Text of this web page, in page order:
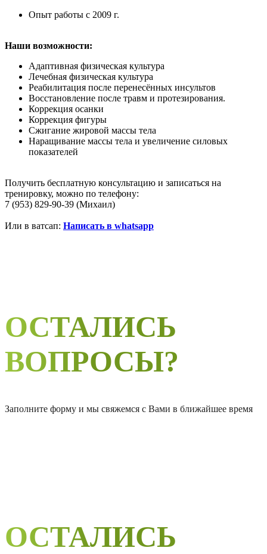
Опыт работы с 2009 г.
Наши возможности:
Адаптивная физическая культура
Лечебная физическая культура
Реабилитация после перенесённых инсультов
Восстановление после травм и протезирования.
Коррекция осанки
Коррекция фигуры
Сжигание жировой массы тела
Наращивание массы тела и увеличение силовых
показателей
Получить бесплатную консультацию и записаться на
тренировку, можно по телефону:
7 (953) 829-90-39 (Михаил)
Или в ватсап: Написать в whatsapp
ОСТАЛИСЬ
ВОПРОСЫ?
Заполните форму и мы свяжемся с Вами в ближайшее время
ОСТАЛИСЬ